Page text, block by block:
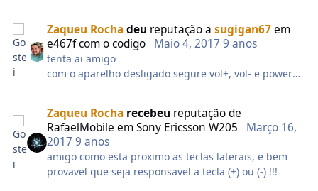
invés de ressoldá-lo. Funcionou 100%.
Zaqueu Rochadeu reputação asugigan67em
e467f com o codigo
Maio 4, 20179 anos
tenta ai amigo
com o aparelho desligado segure vol+, vol- e power
assim q reiniciar solte todos os botoes.
aparelho resetado
Zaqueu Rocha recebeu reputação de
RafaelMobile emSony Ericsson W205
Março 16,
20179 anos
amigo como esta proximo as teclas laterais, e bem
provavel que seja responsavel a tecla (+) ou (-) !!!